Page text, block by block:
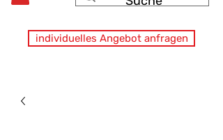
individuelles Angebot anfragen